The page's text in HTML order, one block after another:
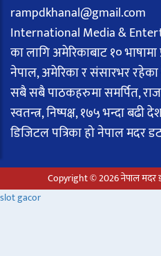
rampdkhanal@gmail.com
International Media &
का लागि अमेरिकाबाट १०
नेपाल, अमेरिका र संसारभर रहेका
सबै सबै पाठकहरुमा समर्पित,
स्वतन्त्र, निष्पक्ष, १७५ भन्दा
डिजिटल पत्रिका हो नेपाल मदर
Copyright © 2026 नेपाल
slot gacor